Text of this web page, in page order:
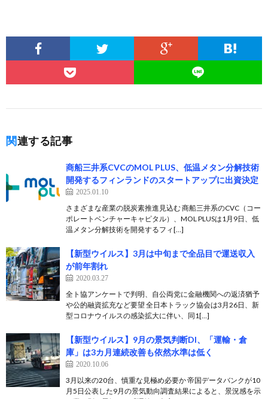
関連する記事
商船三井系CVCのMOL PLUS、低温メタン分解技術
開発するフィンランドのスタートアップに出資決定
2025.01.10
さまざまな産業の脱炭素推進見込む 商船三井系のCVC（コー
ポレートベンチャーキャピタル）、MOL PLUSは1月9日、低
温メタン分解技術を開発するフィ[…]
【新型ウイルス】3月は中旬まで全品目で運送収入
が前年割れ
2020.03.27
全ト協アンケートで判明、自公両党に金融機関への返済猶予
や公的融資拡充など要望 全日本トラック協会は3月26日、新
型コロナウイルスの感染拡大に伴い、同1[…]
【新型ウイルス】9月の景気判断DI、「運輸・倉
庫」は3カ月連続改善も依然水準は低く
2020.10.06
3月以来の20台、慎重な見極め必要か 帝国データバンクが10
月5日公表した9月の景気動向調査結果によると、景況感を示